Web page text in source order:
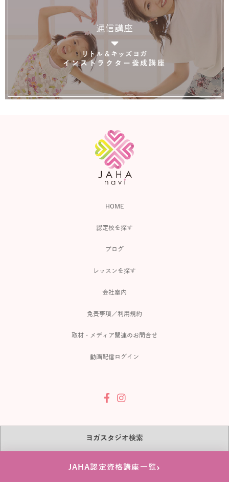
通信講座
リトル＆キッズヨガ
インストラクター養成講座
HOME
認定校を探す
ブログ
レッスンを探す
会社案内
免責事項／利用規約
取材・メディア関連のお問合せ
動画配信ログイン
ヨガスタジオ検索
JAHA認定資格講座一覧›